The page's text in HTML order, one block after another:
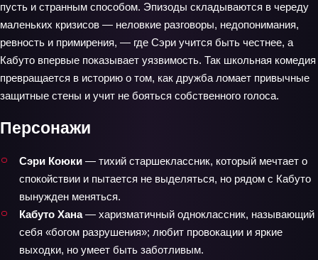
пусть и странным способом. Эпизоды складываются в череду
маленьких кризисов — неловкие разговоры, недопонимания,
ревность и примирения, — где Сэри учится быть честнее, а
Кабуто впервые показывает уязвимость. Так школьная комедия
превращается в историю о том, как дружба ломает привычные
защитные стены и учит не бояться собственного голоса.
Персонажи
Сэри Коюки — тихий старшеклассник, который мечтает о
спокойствии и пытается не выделяться, но рядом с Кабуто
вынужден меняться.
Кабуто Хана— харизматичный одноклассник, называющий
себя «богом разрушения»; любит провокации и яркие
выходки, но умеет быть заботливым.